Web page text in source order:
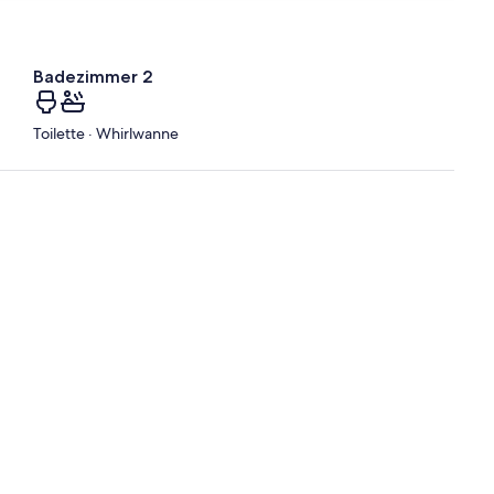
Badezimmer 2
Toilette · Whirlwanne